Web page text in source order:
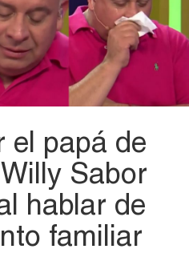
el papá de
Sabor
hablar de
familiar